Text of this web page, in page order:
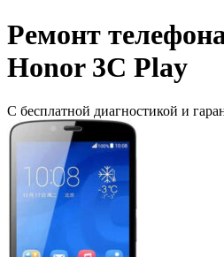
Ремонт
Honor 3C Play
С бесплатной диагностикой и